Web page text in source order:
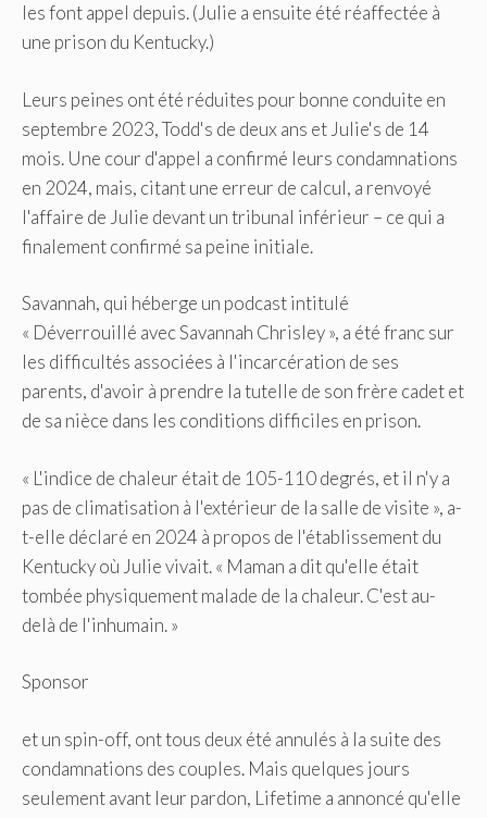
les font appel depuis. (Julie a ensuite été réaffectée à
une prison du Kentucky.)
Leurs peines ont été réduites pour bonne conduite en
septembre 2023, Todd's de deux ans et Julie's de 14
mois. Une cour d'appel a confirmé leurs condamnations
en 2024, mais, citant une erreur de calcul, a renvoyé
l'affaire de Julie devant un tribunal inférieur – ce qui a
finalement confirmé sa peine initiale.
Savannah, qui héberge un podcast intitulé
« Déverrouillé avec Savannah Chrisley », a été franc sur
les difficultés associées à l'incarcération de ses
parents, d'avoir à prendre la tutelle de son frère cadet et
de sa nièce dans les conditions difficiles en prison.
« L'indice de chaleur était de 105-110 degrés, et il n'y a
pas de climatisation à l'extérieur de la salle de visite », a-
t-elle déclaré en 2024 à propos de l'établissement du
Kentucky où Julie vivait. « Maman a dit qu'elle était
tombée physiquement malade de la chaleur. C'est au-
delà de l'inhumain. »
Sponsor
et un spin-off, ont tous deux été annulés à la suite des
condamnations des couples. Mais quelques jours
seulement avant leur pardon, Lifetime a annoncé qu'elle